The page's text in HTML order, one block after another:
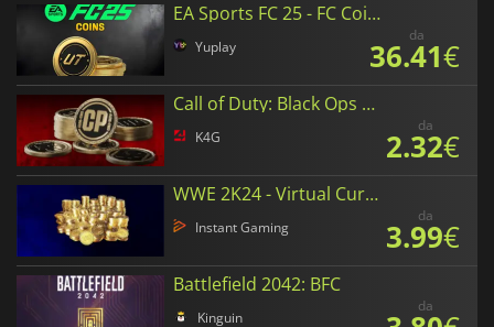
EA Sports FC 25 - FC Coins
Yuplay
da
36.41€
Call of Duty: Black Ops 6 Points
K4G
da
2.32€
WWE 2K24 - Virtual Currency
Instant Gaming
da
3.99€
Battlefield 2042: BFC
Kinguin
da